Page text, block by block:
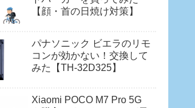
【顔・首の日焼け対策】
パナソニック ビエラのリモ
コンが効かない！交換して
みた【TH-32D325】
Xiaomi POCO M7 Pro 5G